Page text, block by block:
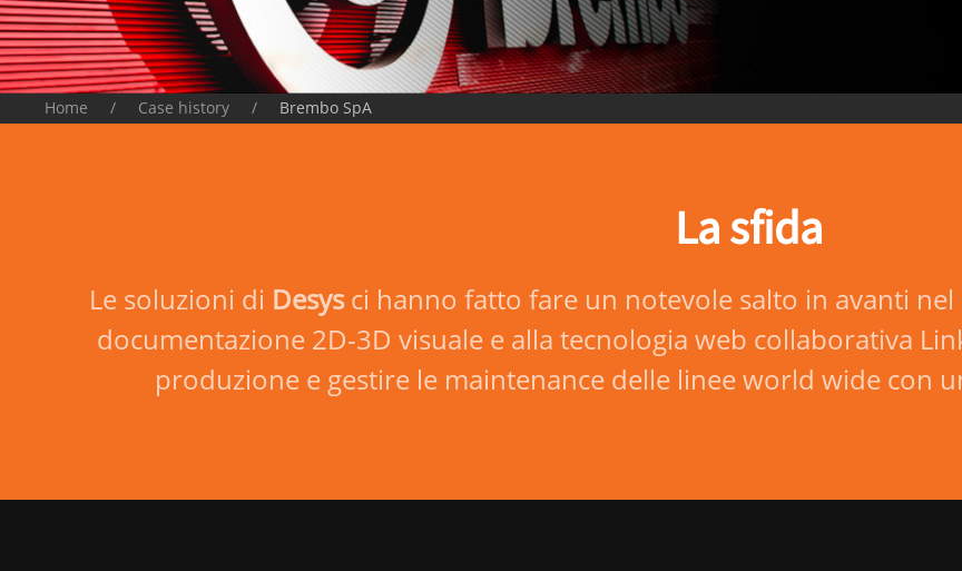
Home Case history Brembo SpA
La sfida
Le soluzioni di Desysci hanno fatto fare un notevole salto in avanti
documentazione 2D-3D visuale e alla tecnologia web collaborativa
produzione e gestire le maintenance delle linee world wide con